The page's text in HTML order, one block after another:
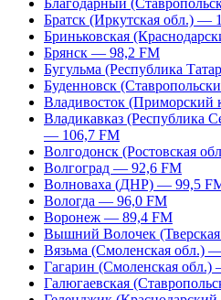
Благодарный
Братск (Иркутская обл.) —
Бриньковская
Брянск — 98,2 FM
Бугульма (Республика
Буденновск
Владивосток
Владикавказ (Республика
— 106,7 FM
Волгодонск (Ростовская
Волгоград — 92,6 FM
Волноваха (ДНР) — 99,5
Вологда — 96,0 FM
Воронеж — 89,4 FM
Вышний Волочек
Вязьма (Смоленская обл.)
Гагарин (Смоленская
Галюгаевская